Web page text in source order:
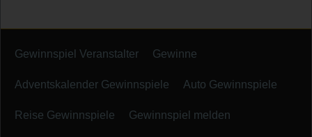
Gewinnspiel Veranstalter Gewinne
Adventskalender Gewinnspiele Auto Gewinnspiele
Reise Gewinnspiele Gewinnspiel melden